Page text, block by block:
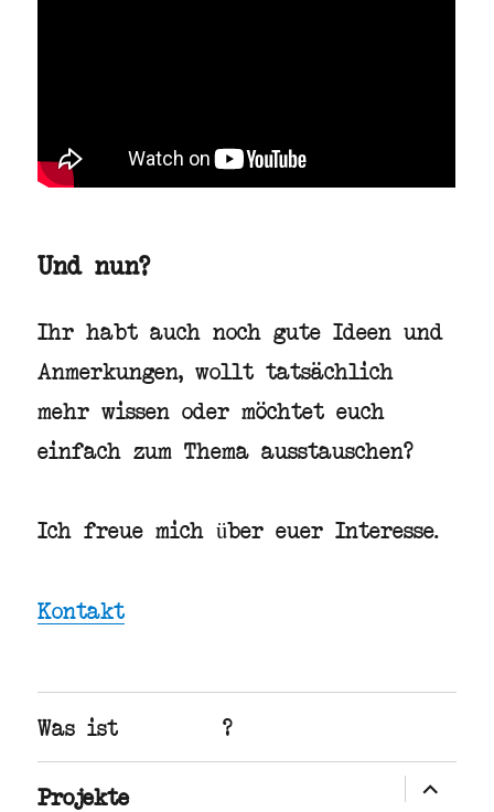
Und nun?
Ihr habt auch noch gute Ideen und
Anmerkungen, wollt tatsächlich
mehr wissen oder möchtet euch
einfach zum Thema ausstauschen?
Ich freue mich über euer Interesse.
Kontakt
Was ist ?
Projekte
öffnen